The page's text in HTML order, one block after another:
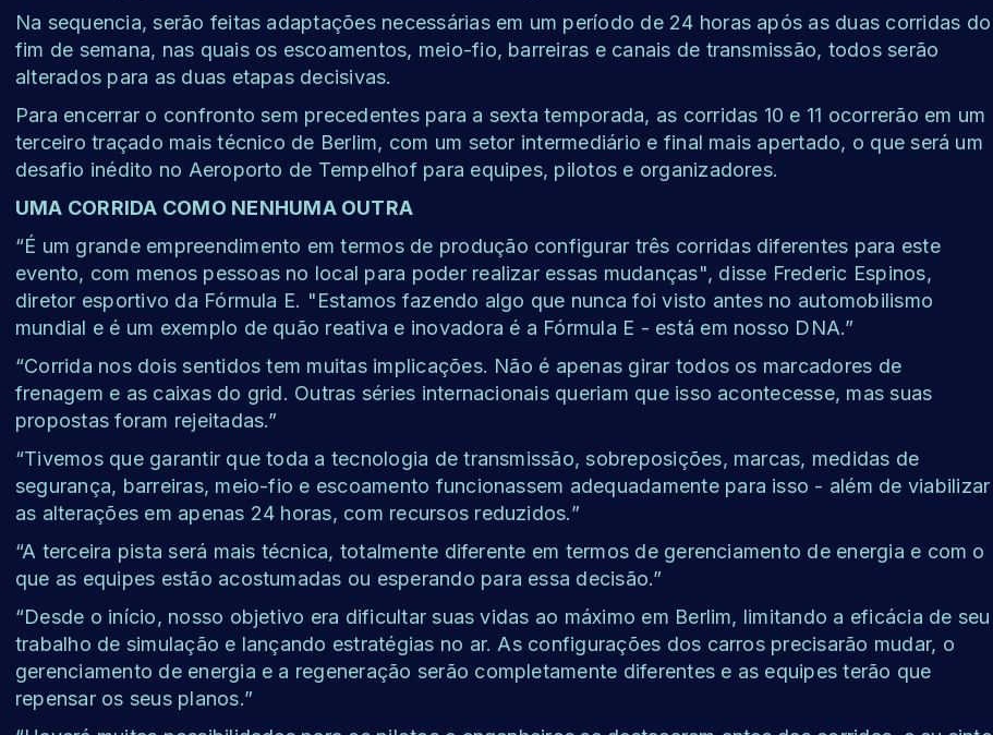
Na sequencia, serão feitas adaptações necessárias em um período de 24 horas após as duas corridas do
fim de semana, nas quais os escoamentos, meio-fio, barreiras e canais de transmissão, todos serão
alterados para as duas etapas decisivas.
Para encerrar o confronto sem precedentes para a sexta temporada, as corridas 10 e 11 ocorrerão em um
terceiro traçado mais técnico de Berlim, com um setor intermediário e final mais apertado, o que será um
desafio inédito no Aeroporto de Tempelhof para equipes, pilotos e organizadores.
UMA CORRIDA COMO NENHUMA OUTRA
“É um grande empreendimento em termos de produção configurar três corridas diferentes para este
evento, com menos pessoas no local para poder realizar essas mudanças", disse Frederic Espinos,
diretor esportivo da Fórmula E. "Estamos fazendo algo que nunca foi visto antes no automobilismo
mundial e é um exemplo de quão reativa e inovadora é a Fórmula E - está em nosso DNA.”
“Corrida nos dois sentidos tem muitas implicações. Não é apenas girar todos os marcadores de
frenagem e as caixas do grid. Outras séries internacionais queriam que isso acontecesse, mas suas
propostas foram rejeitadas.”
“Tivemos que garantir que toda a tecnologia de transmissão, sobreposições, marcas, medidas de
segurança, barreiras, meio-fio e escoamento funcionassem adequadamente para isso - além de viabilizar
as alterações em apenas 24 horas, com recursos reduzidos.”
“A terceira pista será mais técnica, totalmente diferente em termos de gerenciamento de energia e com o
que as equipes estão acostumadas ou esperando para essa decisão.”
“Desde o início, nosso objetivo era dificultar suas vidas ao máximo em Berlim, limitando a eficácia de seu
trabalho de simulação e lançando estratégias no ar. As configurações dos carros precisarão mudar, o
gerenciamento de energia e a regeneração serão completamente diferentes e as equipes terão que
repensar os seus planos.”